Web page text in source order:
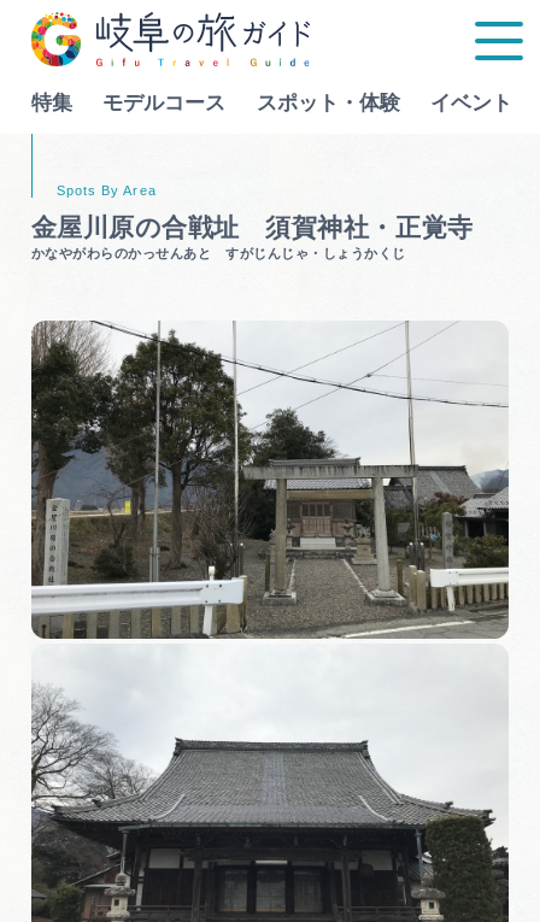
特集 モデルコース スポット・体験 イベント
モデルコース
スポット・体験
イベント
グルメ
旅の予約
ぎふ旅レポーター記事
早わかり岐阜
買い物・お土産
Language
行きたいリストを見る
金屋川原の合戦址 須賀神社・正覚寺
かなやがわらのかっせんあと すがじんじゃ・しょうかくじ